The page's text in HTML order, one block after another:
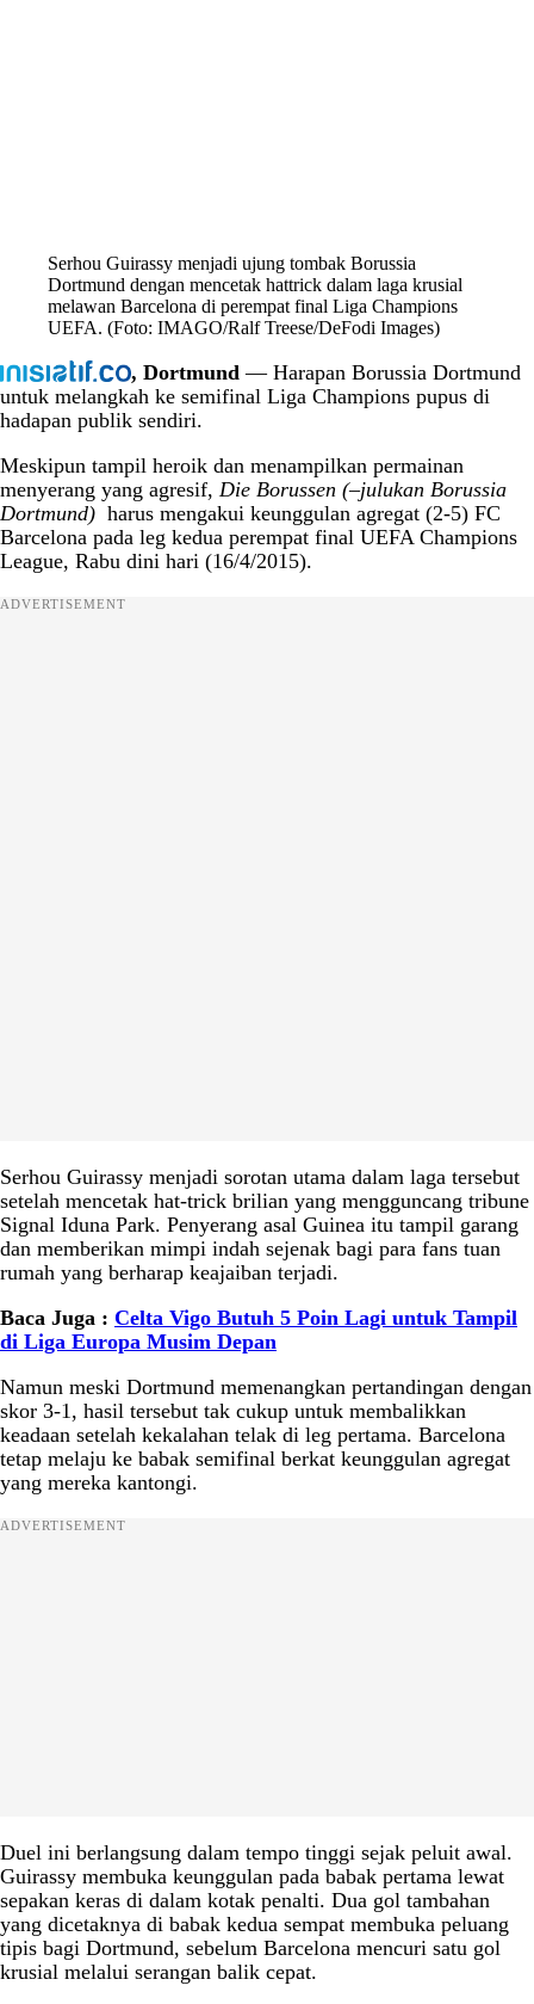
Serhou Guirassy menjadi ujung tombak Borussia
Dortmund dengan mencetak hattrick dalam laga krusial
melawan Barcelona di perempat final Liga Champions
UEFA. (Foto: IMAGO/Ralf Treese/DeFodi Images)
, Dortmund— Harapan Borussia Dortmund
untuk melangkah ke semifinal Liga Champions pupus di
hadapan publik sendiri.
Meskipun tampil heroik dan menampilkan permainan
menyerang yang agresif, Die Borussen (–julukan Borussia
Dortmund) harus mengakui keunggulan agregat (2-5) FC
Barcelona pada leg kedua perempat final UEFA Champions
League, Rabu dini hari (16/4/2015).
ADVERTISEMENT
Serhou Guirassy menjadi sorotan utama dalam laga tersebut
setelah mencetak hat-trick brilian yang mengguncang tribune
Signal Iduna Park. Penyerang asal Guinea itu tampil garang
dan memberikan mimpi indah sejenak bagi para fans tuan
rumah yang berharap keajaiban terjadi.
Baca Juga : Celta Vigo Butuh 5 Poin Lagi untuk Tampil
di Liga Europa Musim Depan
Namun meski Dortmund memenangkan pertandingan dengan
skor 3-1, hasil tersebut tak cukup untuk membalikkan
keadaan setelah kekalahan telak di leg pertama. Barcelona
tetap melaju ke babak semifinal berkat keunggulan agregat
yang mereka kantongi.
ADVERTISEMENT
Duel ini berlangsung dalam tempo tinggi sejak peluit awal.
Guirassy membuka keunggulan pada babak pertama lewat
sepakan keras di dalam kotak penalti. Dua gol tambahan
yang dicetaknya di babak kedua sempat membuka peluang
tipis bagi Dortmund, sebelum Barcelona mencuri satu gol
krusial melalui serangan balik cepat.